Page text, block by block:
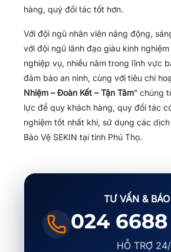
hàng, quý đối tác tốt hơn.
Với đội ngũ nhân viên năng động,
với đội ngũ lãnh đạo giàu kinh
nghiệp vụ, nhiều năm trong lĩnh vực
đảm bảo an ninh, cùng với tiêu chí
Nhiệm – Đoàn Kết – Tận Tâm” chúng
lực để quy khách hàng, quy đối tác
nghiệm tốt nhất khi, sử dụng các
Bảo Vệ SEKIN tại tỉnh Phú Thọ.
TƯ VẤN &
024 6688
HỖ TRỢ